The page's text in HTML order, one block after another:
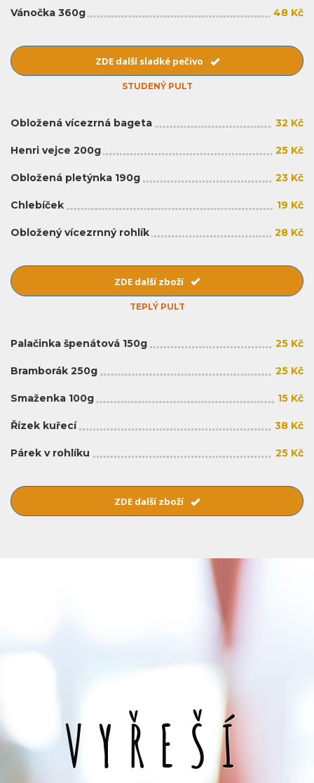
Vánočka 360g 48 Kč
ZDE další sladké pečivo
STUDENÝ PULT
Obložená vícezrná bageta 32 Kč
Henri vejce 200g 25 Kč
Obložená pletýnka 190g 23 Kč
Chlebíček 19 Kč
Obložený vícezrnný rohlík 28 Kč
ZDE další zboží
TEPLÝ PULT
Palačinka špenátová 150g 25 Kč
Bramborák 250g 25 Kč
Smaženka 100g 15 Kč
Řízek kuřecí 38 Kč
Párek v rohlíku 25 Kč
ZDE další zboží
VYŘEŠÍ